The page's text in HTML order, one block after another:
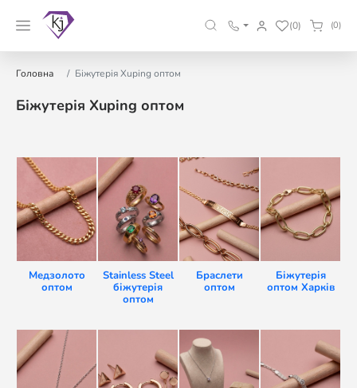
(0) (0)
Головна Біжутерія Xuping оптом
Біжутерія Xuping оптом
Медзолото
оптом
Stainless Steel
біжутерія
оптом
Браслети
оптом
Біжутерія
оптом Харків